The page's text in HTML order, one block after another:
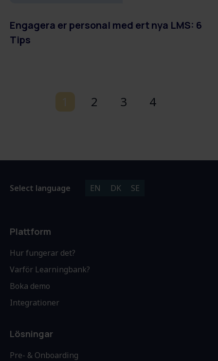
Engagera er personal med ert nya LMS: 6
Tips
1 2 3 4
Select language EN DK SE
Plattform
Hur fungerar det?
Varför Learningbank?
Boka demo
Integrationer
Lösningar
Pre- & Onboarding